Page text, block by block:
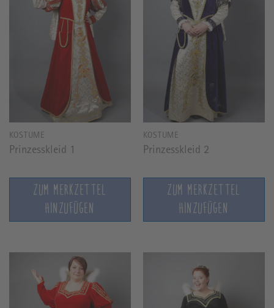
KOSTÜME
Prinzesskleid 1
ZUM MERKZETTEL
HINZUFÜGEN
KOSTÜME
Prinzesskleid 2
ZUM MERKZETTEL
HINZUFÜGEN